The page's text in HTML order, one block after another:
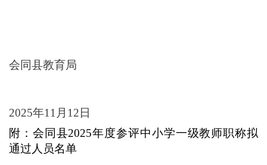
会同县教育局
2025年1 1 月 12日
附：会同县2025年度参评中小学一级教师职称拟
通过人员名单